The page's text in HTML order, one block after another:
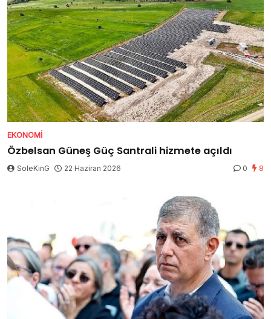
EKONOMI
Özbelsan Güneş Güç Santrali hizmete açıldı
SoleKinG 22 Haziran 2026 0 8